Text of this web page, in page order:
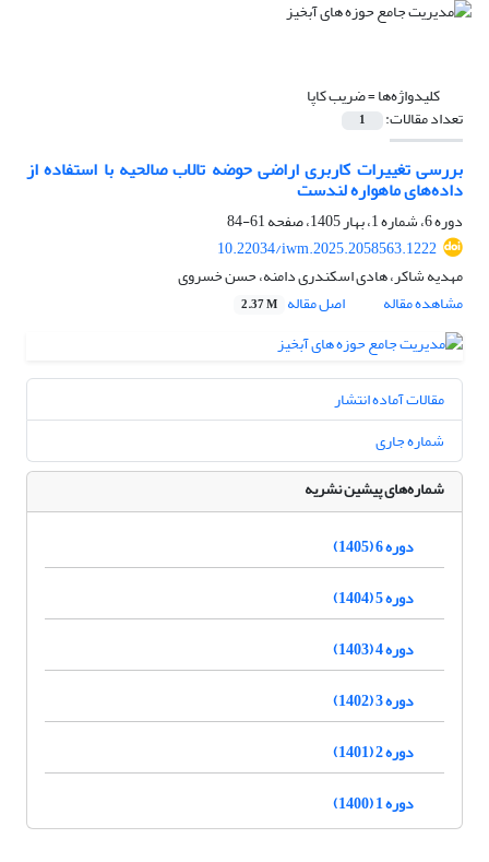
کلیدواژه‌ها =ضریب کاپا
تعداد مقالات: 1
بررسی تغییرات کاربری اراضی حوضه تالاب صالحیه با استفاده از
داده‌های ماهواره لندست
دوره 6، شماره 1، بهار 1405، صفحه
61-84
10.22034/iwm.2025.2058563.1222
مهدیه شاکر، هادی اسکندری دامنه، حسن خسروی
مشاهده مقاله
اصل مقاله 2.37 M
مقالات آماده انتشار
شماره جاری
شماره‌های پیشین نشریه
دوره 6 (1405)
دوره 5 (1404)
دوره 4 (1403)
دوره 3 (1402)
دوره 2 (1401)
دوره 1 (1400)